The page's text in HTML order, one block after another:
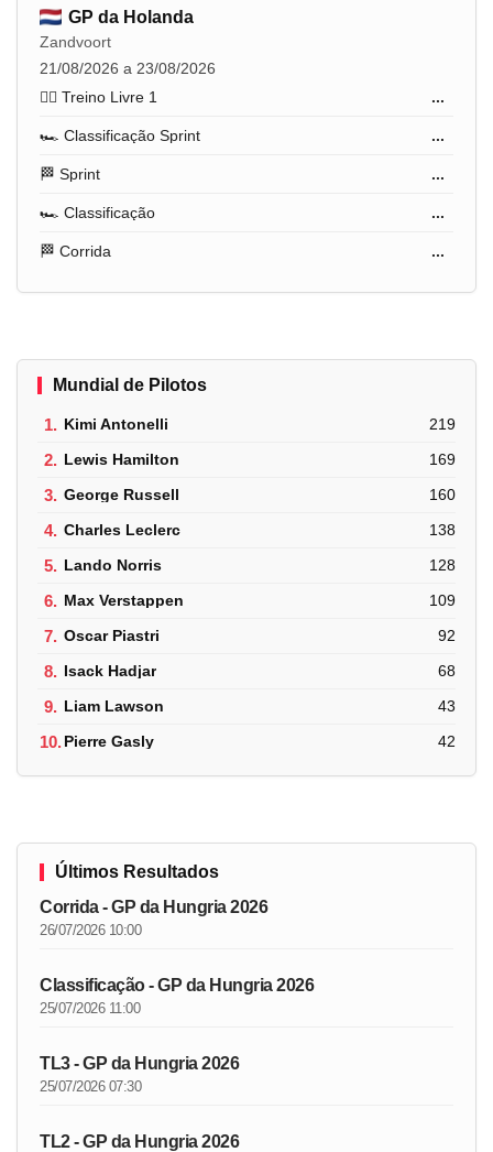
GP da Holanda
Zandvoort
21/08/2026 a 23/08/2026
🏋️‍♂️ Treino Livre 1
...
🏎️ Classificação Sprint ...
🏁 Sprint ...
🏎️ Classificação ...
🏁 Corrida ...
Mundial de Pilotos
1. Kimi Antonelli 219
2. Lewis Hamilton 169
3. George Russell 160
4. Charles Leclerc 138
5. Lando Norris 128
6. Max Verstappen 109
7. Oscar Piastri 92
8. Isack Hadjar 68
9. Liam Lawson 43
10.Pierre Gasly 42
Últimos Resultados
Corrida - GP da Hungria 2026
26/07/2026 10:00
Classificação - GP da Hungria 2026
25/07/2026 11:00
TL3 - GP da Hungria 2026
25/07/2026 07:30
TL2 - GP da Hungria 2026